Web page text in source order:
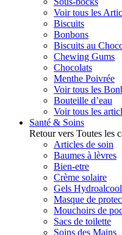
Voir tous les
Biscuits
Bonbons
Biscuits au
Chewing Gums
Chocolats
Menthe Poivrée
Voir tous les
Bouteille d’eau
Voir tous les
Santé & Soins
Retour vers Toutes les
Articles de soin
Baumes à lèvres
Bien-etre
Crème solaire
Gels
Masque de
Mouchoirs de
Sacs de toilette
Soins des Mains